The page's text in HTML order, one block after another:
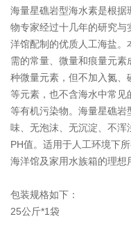
海量星礁岩型海水素是根据
物专家经过十几年的研究
洋馆配制的优质人工海盐
需的常量、微量和痕量元
种微量元素，但不加入氮
等元素，也不含海水中常
等有机污染物。海量星礁
味、无泡沫、无沉淀、不浑
PH值。适用于人工环境下
海洋馆及家用水族箱的理想
包装规格如下：
25公斤*1袋